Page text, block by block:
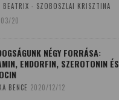
BEATRIX - SZOBOSZLAI KRISZTINA
20
NÉGY FORRÁSA:
ENDORFIN, SZEROTONIN ÉS
BENCE 2020/12/12